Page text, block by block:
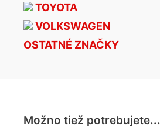
TOYOTA
VOLKSWAGEN
OSTATNÉ ZNAČKY
Možno tiež potrebujete...